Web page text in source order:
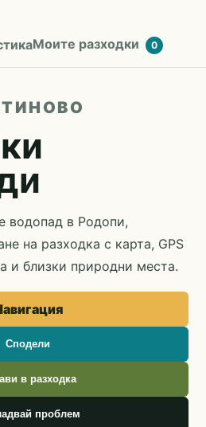
Моите разходки 0
водопад в Родопи,
на разходка с карта, GPS
и близки природни места.
Сподели
в разходка
проблем